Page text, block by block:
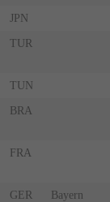
JPN
TUR
TUN
BRA
FRA
GER Bayern